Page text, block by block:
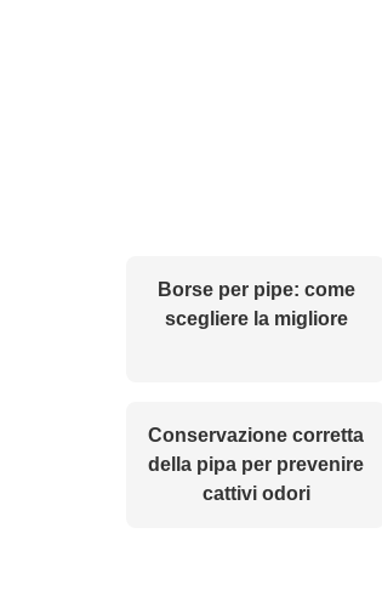
Borse per pipe: come
scegliere la migliore
Conservazione corretta
della pipa per prevenire
cattivi odori